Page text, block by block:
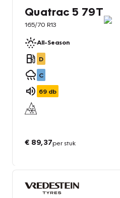
Quatrac 5 79T
165/70 R13
All-Season
D
C
69 db
€ 89,37per stuk